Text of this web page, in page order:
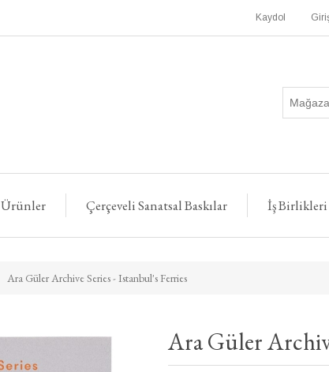
Kaydol
Ürünler Çerçeveli Sanatsal Baskılar İş Birlikleri
Ara Güler Archive Series - Istanbul's Ferries
Ara Güler